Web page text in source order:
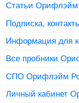
Статьи Орифлэйм
Подписка,
Информация для
Все пробники
СПО Орифлэйм
Личный кабинет